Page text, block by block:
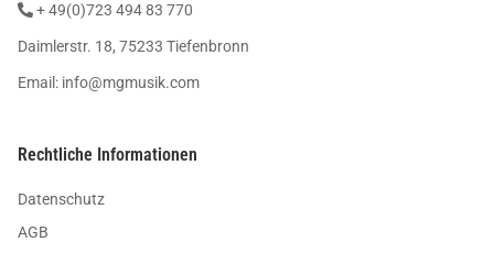
+ 49(0)723 494 83 770
Daimlerstr. 18, 75233 Tiefenbronn
Email: info@mgmusik.com
Rechtliche Informationen
Datenschutz
AGB